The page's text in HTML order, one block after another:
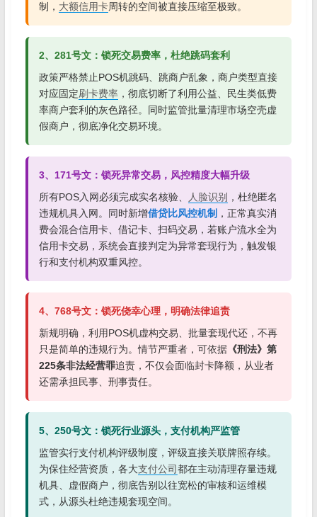
制， 大额信用卡周转的空间被直接压缩至极致。
2、281号文：锁死交易费率，杜绝跳码套利
政策严格禁止POS机跳码、跳商户乱象，商户类型直接
对应固定刷卡费率 ，彻底切断了利用公益、民生类低费
率商户套利的灰色路径。同时监管批量清理市场空壳虚
假商户，彻底净化交易环境。
3、171号文：锁死异常交易，风控精度大幅升级
所有POS入网必须完成实名核验、
人脸识别 ，杜绝匿名
违规机具入网。同时新增借贷比风控机制 ，正常真实消
费会混合信用卡、借记卡、扫码交易，若账户流水全为
信用卡交易，系统会直接判定为异常套现行为，触发银
行和支付机构双重风控。
4、768号文：锁死侥幸心理，明确法律追责
新规明确，利用POS机虚构交易、批量套现代还，不再
只是简单的违规行为。情节严重者，可依据 《刑法》第
225条非法经营罪追责，不仅会面临封卡降额，从业者
还需承担民事、刑事责任。
5、250号文：锁死行业源头，支付机构严监管
监管实行支付机构评级制度，评级直接关联牌照存续。
为保住经营资质，各大支付公司都在主动清理存量违规
机具、虚假商户，彻底告别以往宽松的审核和运维模
式，从源头杜绝违规套现空间。